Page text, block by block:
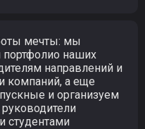
мечты: мы
портфолио наших
направлений и
компаний, а еще
и организуем
студентами